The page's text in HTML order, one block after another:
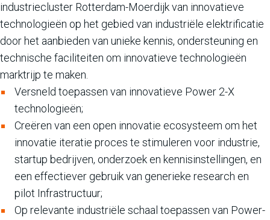
industriecluster Rotterdam-Moerdijk van innovatieve
technologieën op het gebied van industriële elektrificatie
door het aanbieden van unieke kennis, ondersteuning en
technische faciliteiten om innovatieve technologieën
marktrijp te maken.
Versneld toepassen van innovatieve Power 2-X
technologieën;
Creëren van een open innovatie ecosysteem om het
innovatie iteratie proces te stimuleren voor industrie,
startup bedrijven, onderzoek en kennisinstellingen, en
een effectiever gebruik van generieke research en
pilot Infrastructuur;
Op relevante industriële schaal toepassen van Power-